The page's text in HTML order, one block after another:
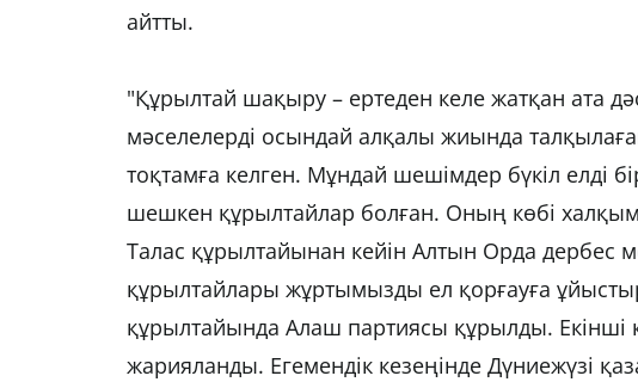
айтты.
"Құрылтай шақыру – ертеден келе жатқан ата
мәселелерді осындай алқалы жиында
тоқтамға келген. Мұндай шешімдер бүкіл елді
шешкен құрылтайлар болған. Оның көбі
Талас құрылтайынан кейін Алтын Орда
құрылтайлары жұртымызды ел қорғауға
құрылтайында Алаш партиясы құрылды.
жарияланды. Егемендік кезеңінде Дүниежүзі